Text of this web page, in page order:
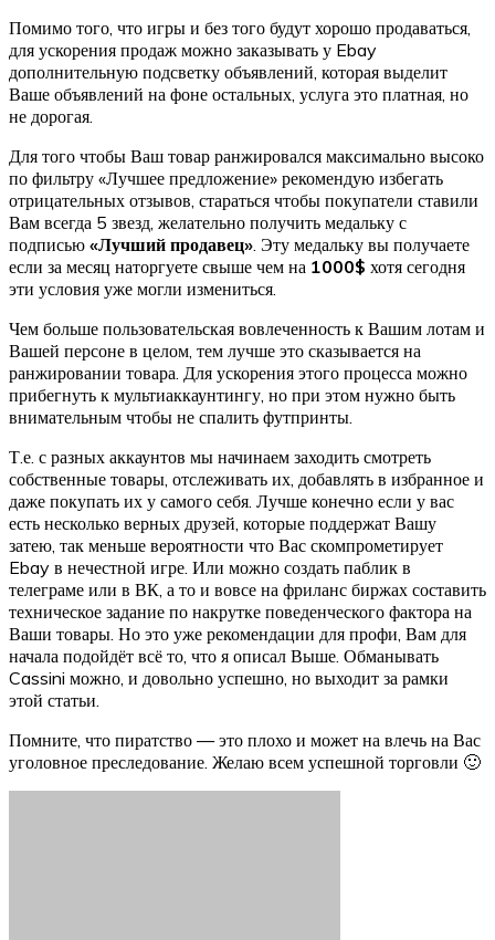
Помимо того, что игры и без того будут хорошо продаваться,
для ускорения продаж можно заказывать у Ebay
дополнительную подсветку объявлений, которая выделит
Ваше объявлений на фоне остальных, услуга это платная, но
не дорогая.
Для того чтобы Ваш товар ранжировался максимально высоко
по фильтру «Лучшее предложение» рекомендую избегать
отрицательных отзывов, стараться чтобы покупатели ставили
Вам всегда 5 звезд, желательно получить медальку с
подписью «Лучший продавец» . Эту медальку вы получаете
если за месяц наторгуете свыше чем на 1000$ хотя сегодня
эти условия уже могли измениться.
Чем больше пользовательская вовлеченность к Вашим лотам и
Вашей персоне в целом, тем лучше это сказывается на
ранжировании товара. Для ускорения этого процесса можно
прибегнуть к мультиаккаунтингу, но при этом нужно быть
внимательным чтобы не спалить футпринты.
Т.е. с разных аккаунтов мы начинаем заходить смотреть
собственные товары, отслеживать их, добавлять в избранное и
даже покупать их у самого себя. Лучше конечно если у вас
есть несколько верных друзей, которые поддержат Вашу
затею, так меньше вероятности что Вас скомпрометирует
Ebay в нечестной игре. Или можно создать паблик в
телеграме или в ВК, а то и вовсе на фриланс биржах составить
техническое задание по накрутке поведенческого фактора на
Ваши товары. Но это уже рекомендации для профи, Вам для
начала подойдёт всё то, что я описал Выше. Обманывать
Cassini можно, и довольно успешно, но выходит за рамки
этой статьи.
Помните, что пиратство — это плохо и может на влечь на Вас
уголовное преследование. Желаю всем успешной торговли 🙂